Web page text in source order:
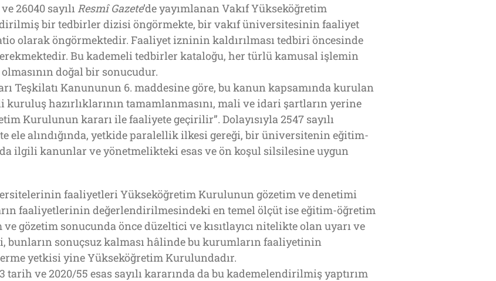
26040 sayılı Resmî Gazete’de yayımlanan Vakıf Yükseköğretim
bir tedbirler dizisi öngörmekte, bir vakıf üniversitesinin faaliyet
olarak öngörmektedir. Faaliyet izninin kaldırılması tedbiri öncesinde
Bu kademeli tedbirler kataloğu, her türlü kamusal işlemin
doğal bir sonucudur.
Teşkilatı Kanununun 6. maddesine göre, bu kanun kapsamında kurulan
hazırlıklarının tamamlanmasını, mali ve idari şartların yerine
Kurulunun kararı ile faaliyete geçirilir”. Dolayısıyla 2547 sayılı
alındığında, yetkide paralellik ilkesi gereği, bir üniversitenin eğitim-
ilgili kanunlar ve yönetmelikteki esas ve ön koşul silsilesine uygun
faaliyetleri Yükseköğretim Kurulunun gözetim ve denetimi
faaliyetlerinin değerlendirilmesindeki en temel ölçüt ise eğitim-öğretim
gözetim sonucunda önce düzeltici ve kısıtlayıcı nitelikte olan uyarı ve
bunların sonuçsuz kalması hâlinde bu kurumların faaliyetinin
yetkisi yine Yükseköğretim Kurulundadır.
tarih ve 2020/55 esas sayılı kararında da bu kademelendirilmiş yaptırım